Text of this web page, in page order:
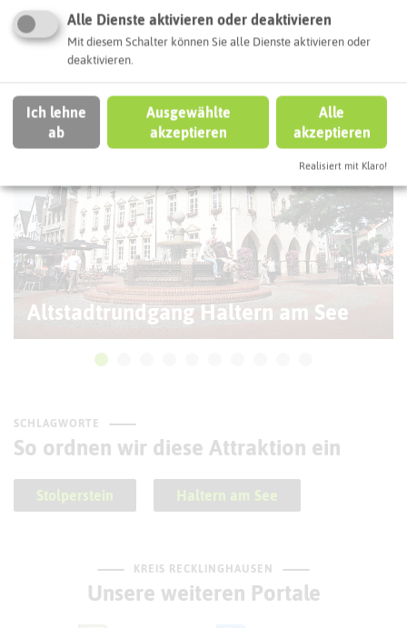
Was ihr hier noch erleben könnt
Altstadtrundgang Haltern am See
SCHLAGWORTE
So ordnen wir diese Attraktion ein
Stolperstein Haltern am See
KREIS RECKLINGHAUSEN
Unsere weiteren Portale
Alle Dienste aktivieren oder deaktivieren
Mit diesem Schalter können Sie alle Dienste aktivieren oder
deaktivieren.
Ich lehne
ab
Ausgewählte
akzeptieren
Alle
akzeptieren
Realisiert mit Klaro!